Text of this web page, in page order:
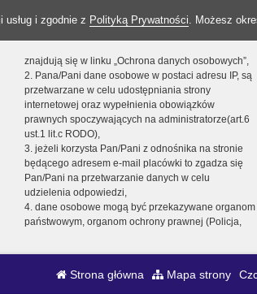
i zgodnie z Polityką Prywatności. Możesz
znajdują się w linku „Ochrona danych osobowych”,
2. Pana/Pani dane osobowe w postaci adresu IP, są
przetwarzane w celu udostępniania strony
internetowej oraz wypełnienia obowiązków
prawnych spoczywających na administratorze(art.6
ust.1 lit.c RODO),
3. jeżeli korzysta Pan/Pani z odnośnika na stronie
będącego adresem e-mail placówki to zgadza się
Pan/Pani na przetwarzanie danych w celu
udzielenia odpowiedzi,
4. dane osobowe mogą być przekazywane organom
państwowym, organom ochrony prawnej (Policja,
Strona główna Mapa strony